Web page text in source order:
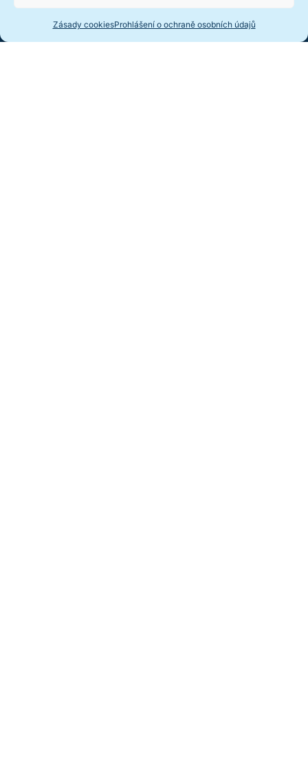
Zásady cookiesProhlášení o ochraně osobních údajů
Jsme rodinnou školou pro všechny bez rozdílu. Žáci